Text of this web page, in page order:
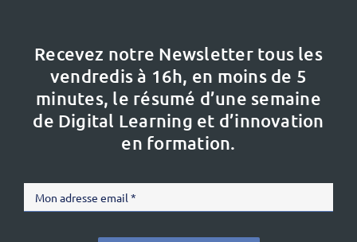
Recevez notre Newsletter tous les
vendredis à 16h, en moins de 5
minutes, le résumé d’une semaine
de Digital Learning et d’innovation
en formation.